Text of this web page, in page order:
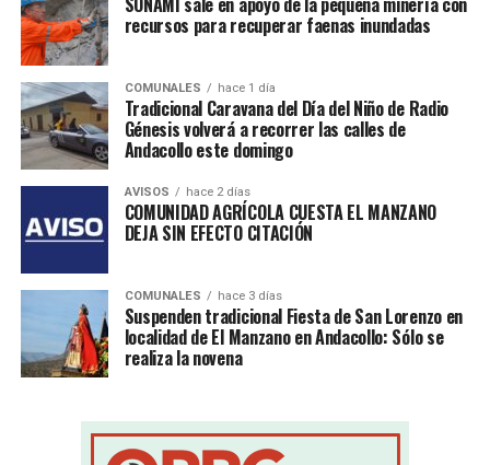
recursos para recuperar faenas inundadas
COMUNALES hace 1 día
Tradicional Caravana del Día del Niño de Radio
Génesis volverá a recorrer las calles de
Andacollo este domingo
AVISOS hace 2 días
COMUNIDAD AGRÍCOLA CUESTA EL MANZANO
DEJA SIN EFECTO CITACIÓN
COMUNALES hace 3 días
Suspenden tradicional Fiesta de San Lorenzo en
localidad de El Manzano en Andacollo: Sólo se
realiza la novena